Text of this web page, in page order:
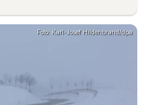
Foto: Karl-Josef Hildenbrand/dpa